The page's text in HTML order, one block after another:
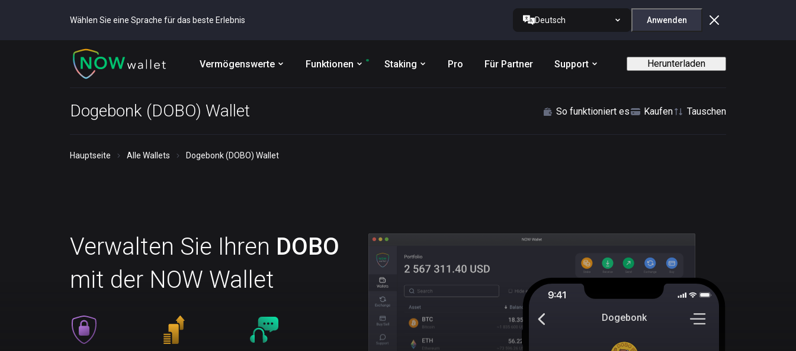
Wählen Sie eine Sprache für das beste Erlebnis Deutsch Anwenden
Vermögenswerte Funktionen Staking Pro Für Partner Support Herunterladen
Dogebonk (DOBO) Wallet So funktioniert es Kaufen Tauschen
Hauptseite Alle Wallets Dogebonk (DOBO) Wallet
Verwalten Sie Ihren DOBO
mit der NOW Wallet
Dogebonk